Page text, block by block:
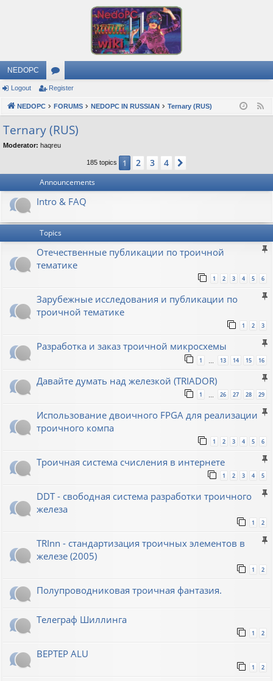
NEDOPC
or
u
m
s
Logout Register
NEDOPC FORUMS NEDOPC IN RUSSIAN Ternary (RUS)
Ternary (RUS)
Moderator: haqreu
185 topics 1 2 3 4
Announcements
Intro & FAQ
Topics
Отечественные публикации по троичной
тематике
1 2 3 4 5 6
Зарубежные исследования и публикации по
троичной тематике
1 2 3
Разработка и заказ троичной микросхемы
1 13 14 15 16
Давайте думать над железкой (TRIADOR)
1 26 27 28 29
Использование двоичного FPGA для реализации
троичного компа
1 2 3 4 5 6
Троичная система счисления в интернете
1 2 3 4 5
DDT - свободная система разработки троичного
железа
1 2
TRInn - стандартизация троичных элементов в
железе (2005)
1 2
Полупроводниковая троичная фантазия.
Телеграф Шиллинга
1 2
BEPTEP ALU
1 2